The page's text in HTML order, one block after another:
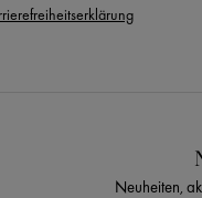
Neuheiten,